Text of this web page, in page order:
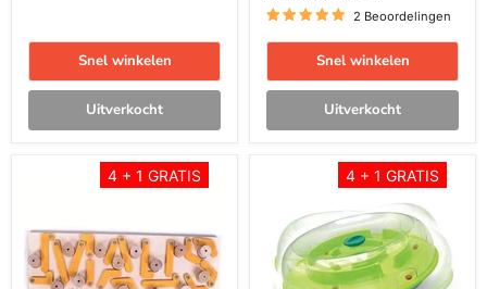
Snel winkelen
Uitverkocht
2 Beoordelingen
Snel winkelen
Uitverkocht
4 + 1 GRATIS
MAUS
-
Hondenpuzzel
4 + 1 GRATIS
Bowl
Groen